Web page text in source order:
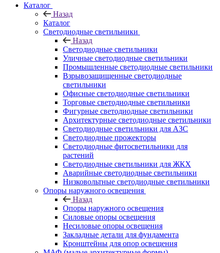
Каталог
Назад
Каталог
Светодиодные светильники
Назад
Светодиодные светильники
Уличные светодиодные светильники
Промышленные светодиодные светильники
Взрывозащищенные светодиодные
светильники
Офисные светодиодные светильники
Торговые светодиодные светильники
Фигурные светодиодные светильники
Архитектурные светодиодные светильники
Светодиодные светильники для АЗС
Светодиодные прожекторы
Светодиодные фитосветильники для
растений
Светодиодные светильники для ЖКХ
Аварийные светодиодные светильники
Низковольтные светодиодные светильники
Опоры наружного освещения
Назад
Опоры наружного освещения
Силовые опоры освещения
Несиловые опоры освещения
Закладные детали для фундамента
Кронштейны для опор освещения